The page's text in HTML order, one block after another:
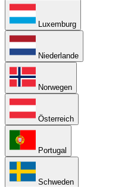
Luxemburg
Niederlande
Norwegen
Österreich
Portugal
Schweden